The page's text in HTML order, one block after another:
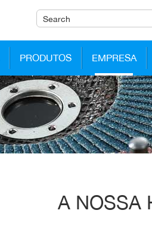
PRODUTOS EMPRESA
A NOSSA